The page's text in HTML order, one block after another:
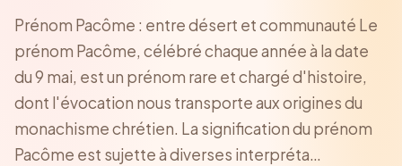
Prénom Pacôme : entre désert et communauté Le
prénom Pacôme, célébré chaque année à la date
du 9 mai, est un prénom rare et chargé d'histoire,
dont l'évocation nous transporte aux origines du
monachisme chrétien. La signification du prénom
Pacôme est sujette à diverses interpréta…